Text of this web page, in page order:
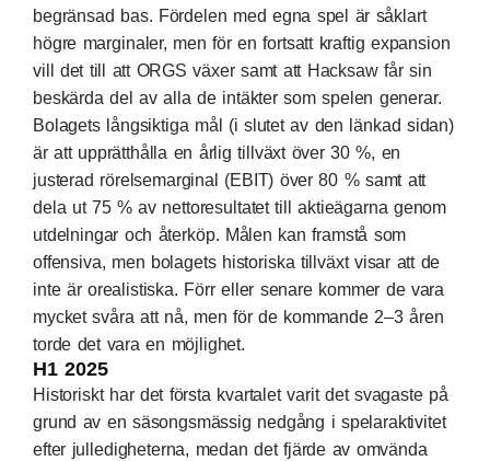
begränsad bas. Fördelen med egna spel är såklart
högre marginaler, men för en fortsatt kraftig expansion
vill det till att ORGS växer samt att Hacksaw får sin
beskärda del av alla de intäkter som spelen generar.
Bolagets långsiktiga mål
(i slutet av den länkad sidan)
är att upprätthålla en årlig tillväxt över 30 %, en
justerad rörelsemarginal (EBIT) över 80 % samt att
dela ut 75 % av nettoresultatet till aktieägarna genom
utdelningar och återköp. Målen kan framstå som
offensiva, men bolagets historiska tillväxt visar att de
inte är orealistiska. Förr eller senare kommer de vara
mycket svåra att nå, men för de kommande 2–3 åren
torde det vara en möjlighet.
H1 2025
Historiskt har det första kvartalet varit det svagaste på
grund av en säsongsmässig nedgång i spelaraktivitet
efter julledigheterna, medan det fjärde av omvända